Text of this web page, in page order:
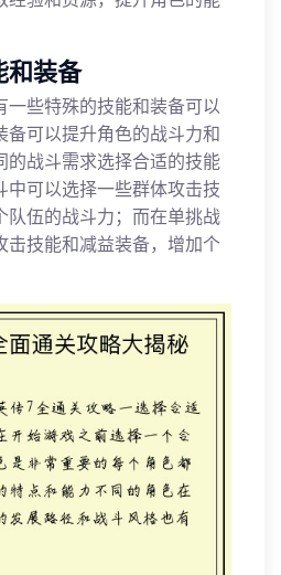
和装备
一些特殊的技能和装备可以
备可以提升角色的战斗力和
的战斗需求选择合适的技能
中可以选择一些群体攻击技
队伍的战斗力；而在单挑战
击技能和减益装备，增加个